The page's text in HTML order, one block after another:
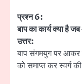
प्रश्न 6:
बाप का कार्य क्या है
उत्तर:
बाप संगमयुग पर आकर
को समाप्त कर स्वर्ग